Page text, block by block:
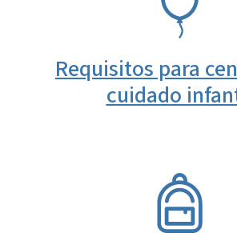
Requisitos para
cuidado